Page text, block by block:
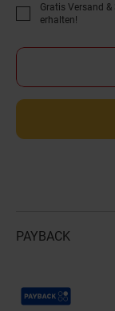
Promotion
Gratis Versand
erhalten!
PAYBACK
Payback Punkte